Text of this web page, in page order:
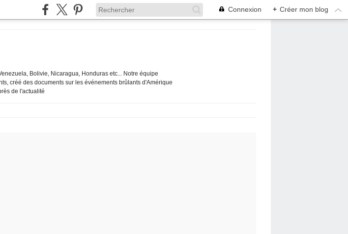
Connexion + Créer mon blog
Bolivie, Nicaragua, Honduras etc... Notre équipe
créé des documents sur les événements brûlants d'Amérique
de l'actualité